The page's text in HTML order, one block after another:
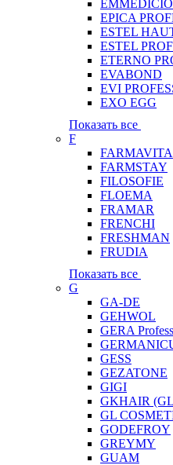
EPICA
ESTEL
ESTEL
ETERNO
EVABOND
EVI
EXO EGG
Показать все
F
FARMAVITA
FARMSTAY
FILOSOFIE
FLOEMA
FRAMAR
FRENCHI
FRESHMAN
FRUDIA
Показать все
G
GA-DE
GEHWOL
GERA
GESS
GEZATONE
GIGI
GKHAIR
GL
GODEFROY
GREYMY
GUAM